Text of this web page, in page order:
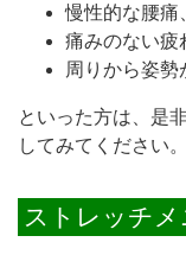
慢性的な腰痛
痛みのない疲
周りから姿勢
といった方は、是
してみてください。
ストレッチメ